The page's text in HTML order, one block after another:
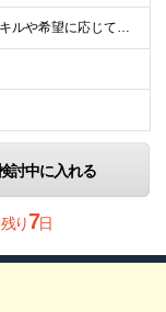
★在宅勤務率70%以上／スキルや希望に応じてフルリモートも可 ★転勤なし 本社または一都三県のプロジェクト先（メインは東京23区内）にて勤務いただきます！ 【本社】 東京都荒川区西日暮里5-10-
討中に入れる
残り7日